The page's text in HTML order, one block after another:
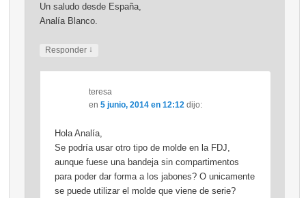
Un saludo desde España,
Analía Blanco.
Responder ↓
teresa
en 5 junio, 2014 en 12:12 dijo:
Hola Analía,
Se podría usar otro tipo de molde en la FDJ,
aunque fuese una bandeja sin compartimentos
para poder dar forma a los jabones? O unicamente
se puede utilizar el molde que viene de serie?